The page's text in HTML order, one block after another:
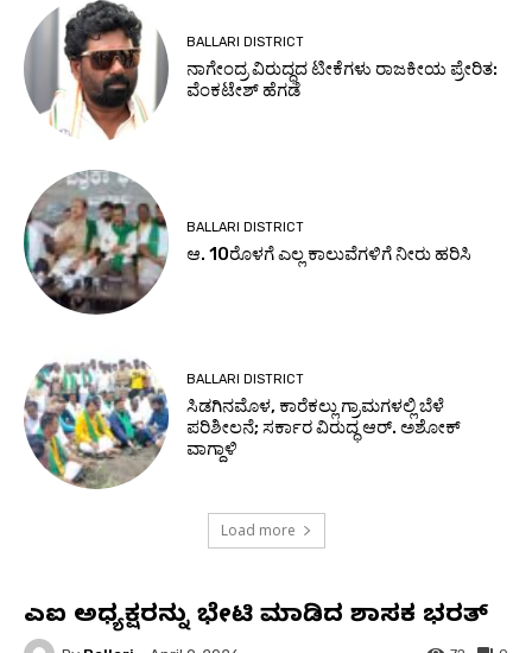
BALLARI DISTRICT
ನಾಗೇಂದ್ರ ವಿರುದ್ಧದ ಟೀಕೆಗಳು ರಾಜಕೀಯ ಪ್ರೇರಿತ:
ವೆಂಕಟೇಶ್ ಹೆಗಡೆ
BALLARI DISTRICT
ಆ. 10ರೊಳಗೆ ಎಲ್ಲ ಕಾಲುವೆಗಳಿಗೆ ನೀರು ಹರಿಸಿ
BALLARI DISTRICT
ಸಿಡಗಿನಮೊಳ, ಕಾರೆಕಲ್ಲು ಗ್ರಾಮಗಳಲ್ಲಿ ಬೆಳೆ
ಪರಿಶೀಲನೆ; ಸರ್ಕಾರ ವಿರುದ್ಧ ಆರ್. ಅಶೋಕ್
ವಾಗ್ದಾಳಿ
Load more